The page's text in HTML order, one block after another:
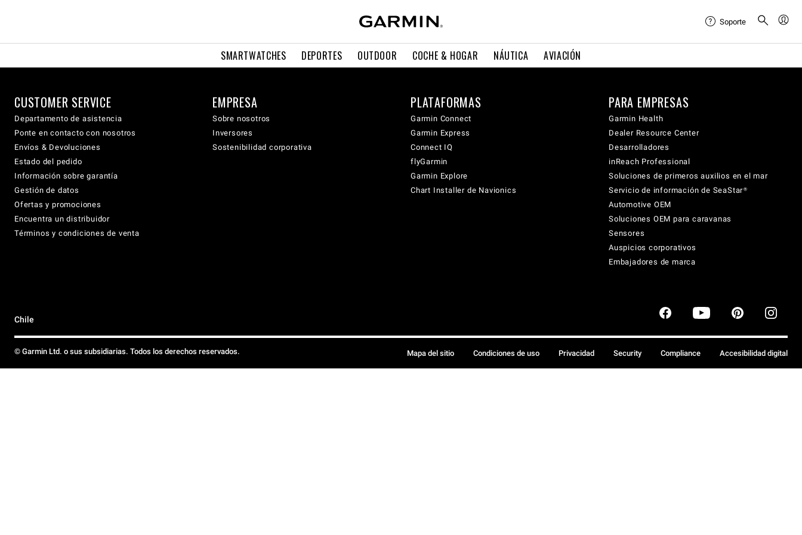
SMARTWATCHES DEPORTES OUTDOOR COCHE & HOGAR NÁUTICA AVIACIÓN
Soporte
CUSTOMER SERVICE
Departamento de asistencia
Ponte en contacto con nosotros
Envíos & Devoluciones
Estado del pedido
Información sobre garantía
Gestión de datos
Ofertas y promociones
Encuentra un distribuidor
Términos y condiciones de venta
EMPRESA
Sobre nosotros
Inversores
Sostenibilidad corporativa
PLATAFORMAS
Garmin Connect
Garmin Express
Connect IQ
flyGarmin
Garmin Explore
Chart Installer de Navionics
PARA EMPRESAS
Garmin Health
Dealer Resource Center
Desarrolladores
inReach Professional
Soluciones de primeros auxilios en el mar
Servicio de información de SeaStar®
Automotive OEM
Soluciones OEM para caravanas
Sensores
Auspicios corporativos
Embajadores de marca
Chile
© Garmin Ltd. o sus subsidiarias. Todos los derechos reservados. Mapa del sitio Condiciones de uso Privacidad Security Compliance Accesibilidad digital